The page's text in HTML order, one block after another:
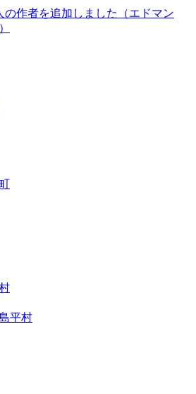
の作者を追加しました（エドマン
平村